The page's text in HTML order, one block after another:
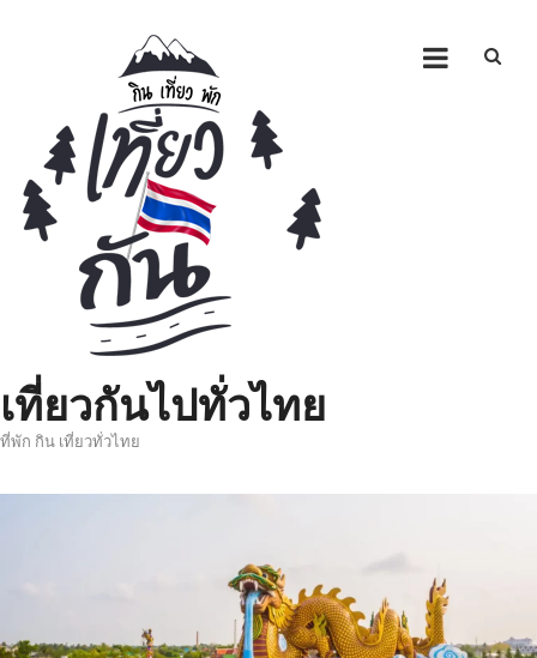
เที่ยวกันไปทั่วไทย
ที่พัก กิน เที่ยวทั่วไทย